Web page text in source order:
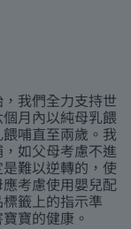
我們全力支持世
月內以純母乳餵
哺直至兩歲。我
如父母考慮不進
難以逆轉的，使
考慮使用嬰兒配
籤上的指示準
寶的健康。